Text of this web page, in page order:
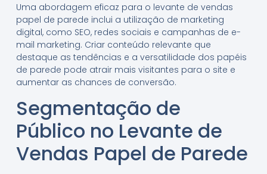
Uma abordagem eficaz para o levante de vendas
papel de parede inclui a utilização de marketing
digital, como SEO, redes sociais e campanhas de e-
mail marketing. Criar conteúdo relevante que
destaque as tendências e a versatilidade dos papéis
de parede pode atrair mais visitantes para o site e
aumentar as chances de conversão.
Segmentação de
Público no Levante de
Vendas Papel de Parede